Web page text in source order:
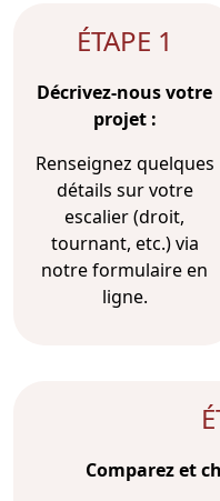
ÉTAPE 1
Décrivez-nous votre
projet :
Renseignez quelques
détails sur votre
escalier (droit,
tournant, etc.) via
notre formulaire en
ligne.
Comparez et